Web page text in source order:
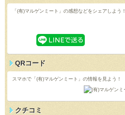
「(有)マルゲンミート」の感想などをシェアしよう！
QRコード
スマホで「(有)マルゲンミート」の情報を見よう！
クチコミ